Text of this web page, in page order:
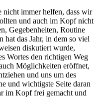
nicht immer helfen, dass wir
und auch im Kopf nicht
Gegebenheiten, Routine
das Jahr, in dem so viel
diskutiert wurde,
Wortes den richtigen Weg
Möglichkeiten eröffnet,
und uns um des
und wichtigste Seite daran
im Kopf frei gemacht und